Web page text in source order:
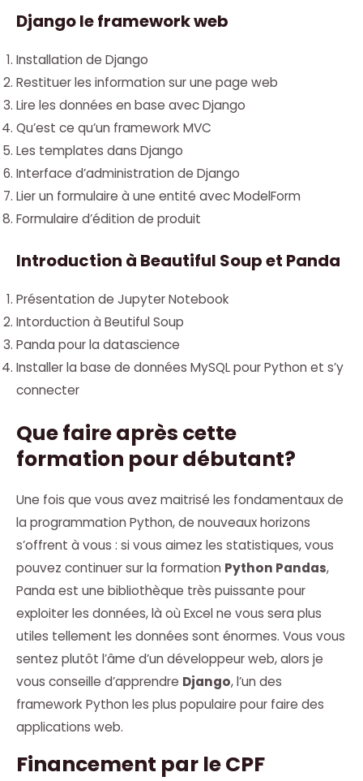
Django le framework web
Installation de Django
Restituer les information sur une page web
Lire les données en base avec Django
Qu’est ce qu’un framework MVC
Les templates dans Django
Interface d’administration de Django
Lier un formulaire à une entité avec ModelForm
Formulaire d’édition de produit
Introduction à Beautiful Soup et Panda
Présentation de Jupyter Notebook
Intorduction à Beutiful Soup
Panda pour la datascience
Installer la base de données MySQL pour Python et s’y
connecter
Que faire après cette
formation pour débutant?
Une fois que vous avez maitrisé les fondamentaux de
la programmation Python, de nouveaux horizons
s’offrent à vous : si vous aimez les statistiques, vous
pouvez continuer sur la formation Python Pandas,
Panda est une bibliothèque très puissante pour
exploiter les données, là où Excel ne vous sera plus
utiles tellement les données sont énormes. Vous vous
sentez plutôt l’âme d’un développeur web, alors je
vous conseille d’apprendre Django, l’un des
framework Python les plus populaire pour faire des
applications web.
Financement par le CPF